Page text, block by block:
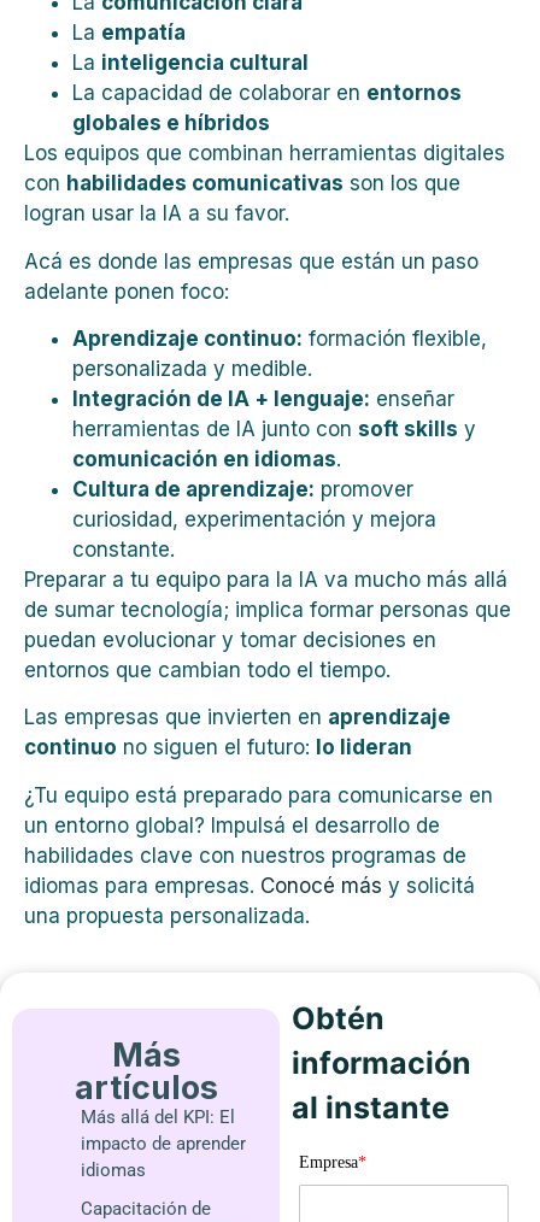
La empatía
La inteligencia cultural
La capacidad de colaborar en entornos
globales e híbridos
Los equipos que combinan herramientas digitales
con habilidades comunicativas son los que
logran usar la IA a su favor.
Acá es donde las empresas que están un paso
adelante ponen foco:
Aprendizaje continuo: formación flexible,
personalizada y medible.
Integración de IA + lenguaje: enseñar
herramientas de IA junto con soft skills y
comunicación en idiomas.
Cultura de aprendizaje: promover
curiosidad, experimentación y mejora
constante.
Preparar a tu equipo para la IA va mucho más allá
de sumar tecnología; implica formar personas que
puedan evolucionar y tomar decisiones en
entornos que cambian todo el tiempo.
Las empresas que invierten en aprendizaje
continuo no siguen el futuro: lo lideran
¿Tu equipo está preparado para comunicarse en
un entorno global? Impulsá el desarrollo de
habilidades clave con nuestros programas de
idiomas para empresas. Conocé más y solicitá
una propuesta personalizada.
Más
artículos
Más allá del KPI: El
impacto de aprender
idiomas
Capacitación de
Obtén
información
al instante
Empresa*